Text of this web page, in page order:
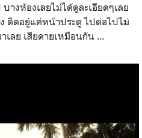
างห้องเลยไม่ได้ดูละเอียดๆเลย
ติดอยู่แค่หน้าประตู ไปต่อไปไม่
เลย เสียดายเหมือนกัน ...